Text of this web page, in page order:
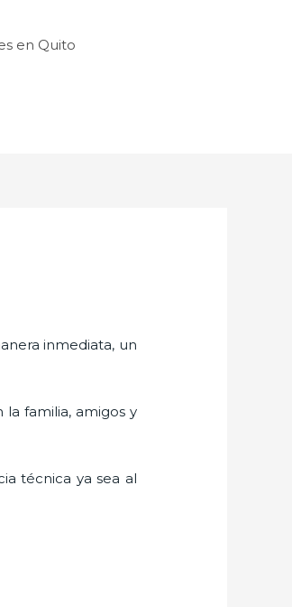
en Quito
inmediata, un
familia, amigos y
técnica ya sea al